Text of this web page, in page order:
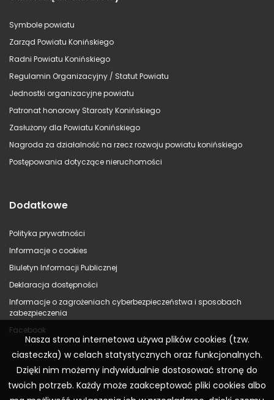
Symbole powiatu
Zarząd Powiatu Konińskiego
Radni Powiatu Konińskiego
Regulamin Organizacyjny / Statut Powiatu
Jednostki organizacyjne powiatu
Patronat honorowy Starosty Konińskiego
Zasłużony dla Powiatu Konińskiego
Nagroda za działalność na rzecz rozwoju powiatu konińskiego
Postępowania dotyczące nieruchomości
Dodatkowe
Polityka prywatności
Informacje o cookies
Biuletyn Informacji Publicznej
Deklaracja dostępności
Informacje o zagrożeniach cyberbezpieczeństwa i sposobach
zabezpieczenia
Facebook
Nasza strona internetowa używa plików cookies (tzw.
ciasteczka) w celach statystycznych oraz funkcjonalnych.
Dzięki nim możemy indywidualnie dostosować stronę do
twoich potrzeb. Każdy może zaakceptować pliki cookies albo